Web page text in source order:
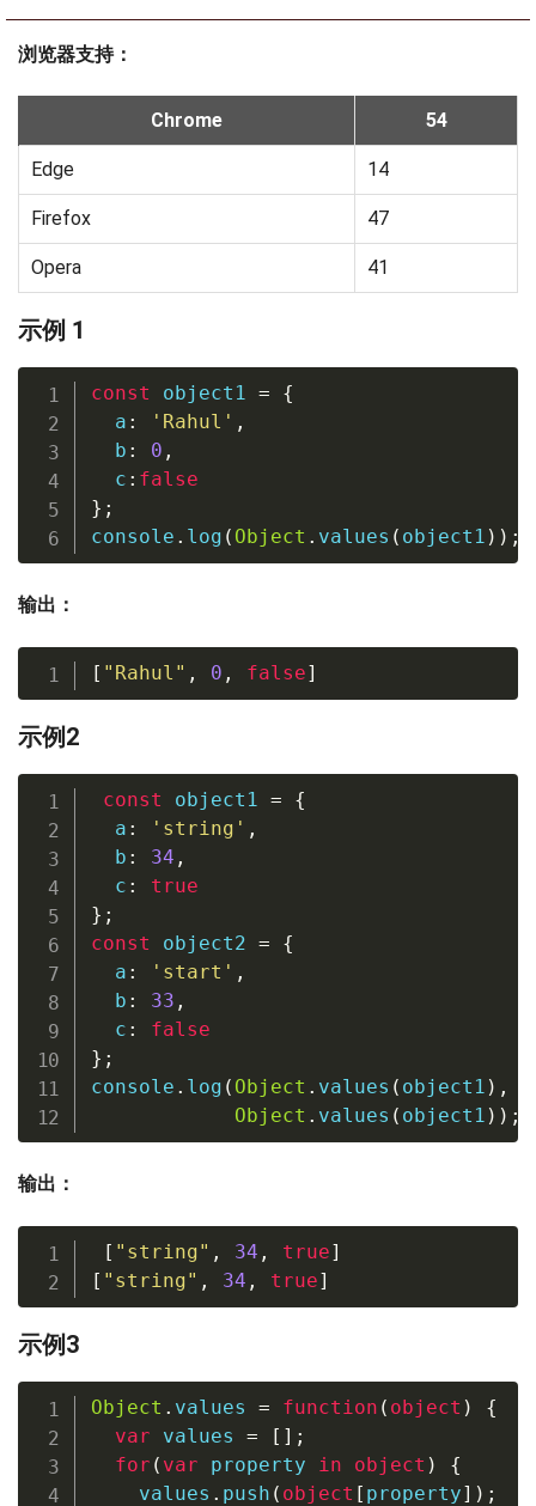
浏览器支持：
Chrome 54
Edge 14
Firefox 47
Opera 41
示例 1
const object1 =
{
  a
: 'Rahul' ,
  b
: 0 ,
  c
: false
} ;
console . log ( Object . values ( object1 ) ) ;
输出：
[ "Rahul" , 0 , false]
示例2
const object1 =
{
  a
: 'string' ,
  b
: 34 ,
  c
:
true
} ;
const object2 =
{
  a
: 'start' ,
  b
: 33 ,
  c
:
false
} ;
console . log ( Object . values ( object1 ) ,
Object . values ( object1 ) ) ;
输出：
[ "string" , 34 , true]
[ "string" , 34 , true]
示例3
Object . values = function ( object )
{
var values = [ ] ;
for ( var property in object )
{
    values
. push ( object [ property] ) ;